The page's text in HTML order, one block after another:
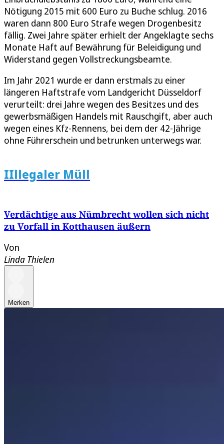
Nötigung 2015 mit 600 Euro zu Buche schlug. 2016
waren dann 800 Euro Strafe wegen Drogenbesitz
fällig. Zwei Jahre später erhielt der Angeklagte sechs
Monate Haft auf Bewährung für Beleidigung und
Widerstand gegen Vollstreckungsbeamte.
Im Jahr 2021 wurde er dann erstmals zu einer
längeren Haftstrafe vom Landgericht Düsseldorf
verurteilt: drei Jahre wegen des Besitzes und des
gewerbsmäßigen Handels mit Rauschgift, aber auch
wegen eines Kfz-Rennens, bei dem der 42-Jährige
ohne Führerschein und betrunken unterwegs war.
IIllegaler Müll
Verdächtige aus Nümbrecht wollen sich nicht
zu Vorfall in Kotthausen äußern
Von
Linda Thielen
Merken